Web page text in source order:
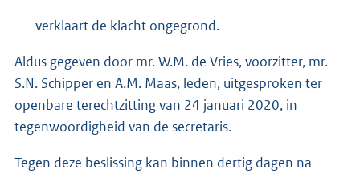
- verklaart de klacht ongegrond.
Aldus gegeven door mr. W.M. de Vries, voorzitter, mr.
S.N. Schipper en A.M. Maas, leden, uitgesproken ter
openbare terechtzitting van 24 januari 2020, in
tegenwoordigheid van de secretaris.
Tegen deze beslissing kan binnen dertig dagen na